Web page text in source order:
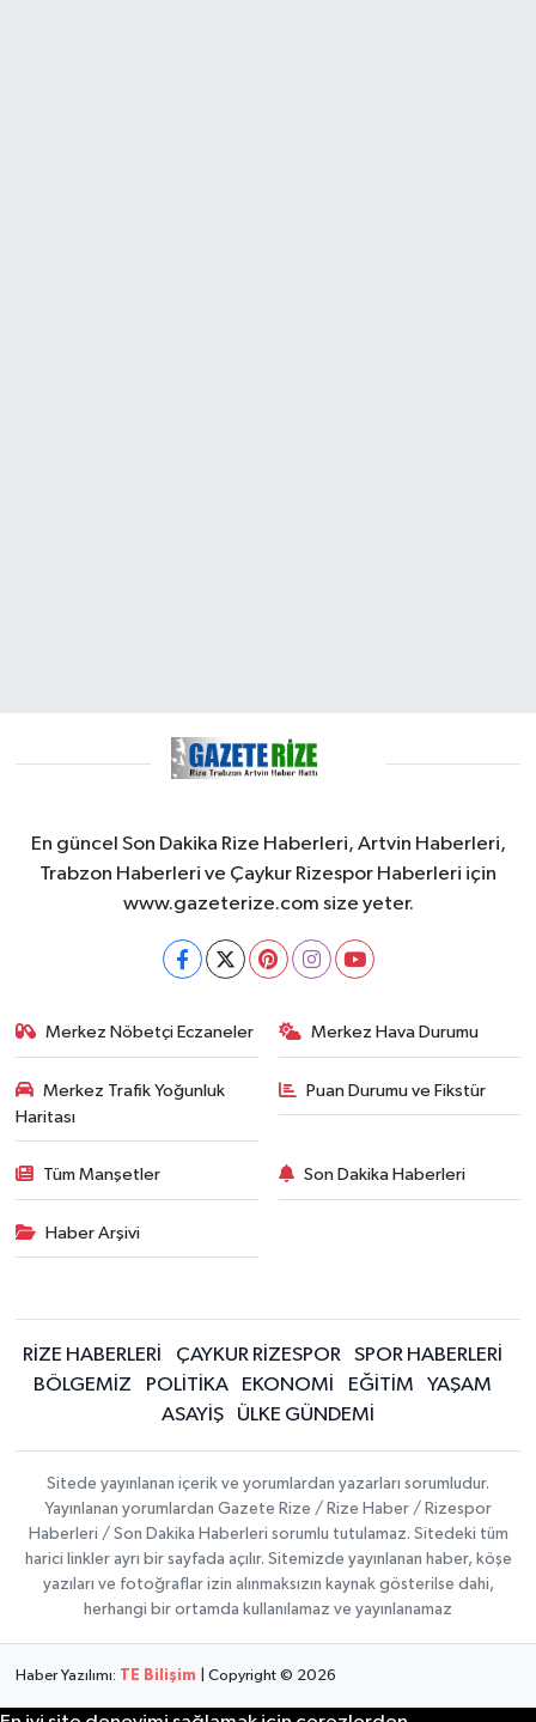
En güncel Son Dakika Rize Haberleri, Artvin Haberleri,
Trabzon Haberleri ve Çaykur Rizespor Haberleri için
www.gazeterize.com size yeter.
Merkez Nöbetçi Eczaneler Merkez Hava Durumu
Merkez Trafik Yoğunluk
Haritası
Puan Durumu ve Fikstür
Tüm Manşetler Son Dakika Haberleri
Haber Arşivi
RİZE HABERLERİ ÇAYKUR RİZESPOR
SPOR HABERLERİ
BÖLGEMİZ
POLİTİKA EKONOMİ EĞİTİM
YAŞAM
ASAYİŞ
ÜLKE GÜNDEMİ
Sitede yayınlanan içerik ve yorumlardan yazarları sorumludur.
Yayınlanan yorumlardan Gazete Rize / Rize Haber / Rizespor
Haberleri / Son Dakika Haberleri sorumlu tutulamaz. Sitedeki tüm
harici linkler ayrı bir sayfada açılır. Sitemizde yayınlanan haber, köşe
yazıları ve fotoğraflar izin alınmaksızın kaynak gösterilse dahi,
herhangi bir ortamda kullanılamaz ve yayınlanamaz
Haber Yazılımı: TE Bilişim | Copyright © 2026